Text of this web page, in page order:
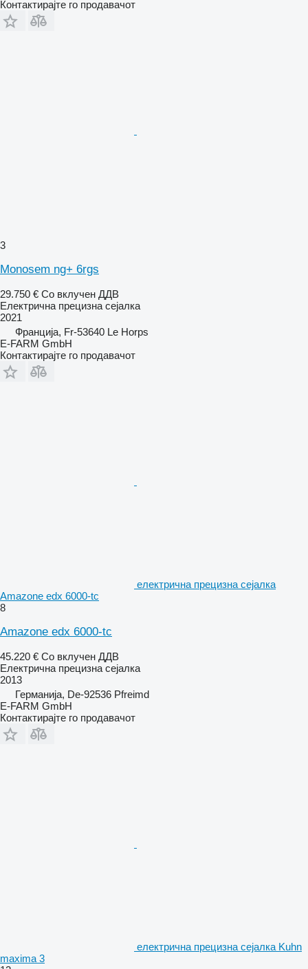
Контактирајте го продавачот
3
Monosem ng+ 6rgs
29.750 € Со вклучен ДДВ
Електрична прецизна сејалка
2021
Франција, Fr-53640 Le Horps
E-FARM GmbH
Контактирајте го продавачот
електрична прецизна сејалка
Amazone edx 6000-tc
8
Amazone edx 6000-tc
45.220 € Со вклучен ДДВ
Електрична прецизна сејалка
2013
Германија, De-92536 Pfreimd
E-FARM GmbH
Контактирајте го продавачот
електрична прецизна сејалка Kuhn
maxima 3